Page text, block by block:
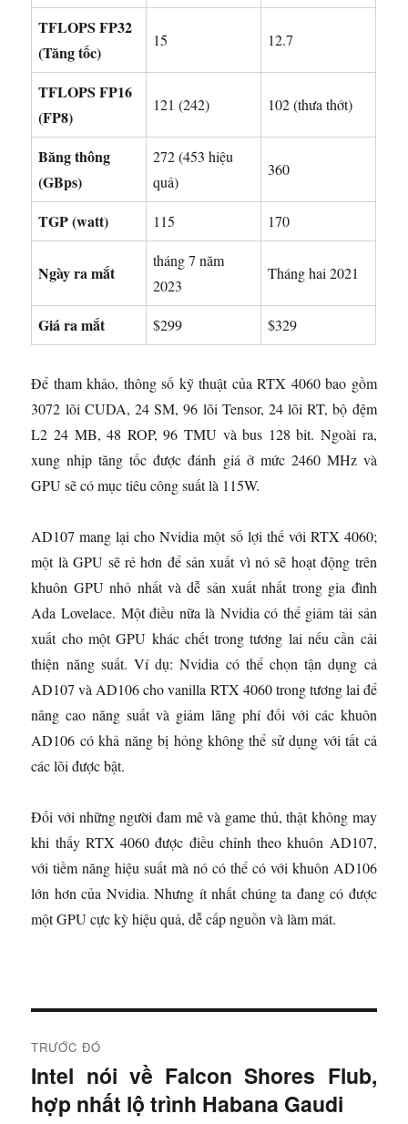
TFLOPS FP32
(Tăng tốc)
15 12.7
TFLOPS FP16
(FP8)
121 (242) 102 (thưa thớt)
Băng thông
(GBps)
272 (453 hiệu
quả)
360
TGP (watt) 115 170
Ngày ra mắt
tháng 7 năm
2023
Tháng hai 2021
Giá ra mắt $299 $329
Để tham khảo, thông số kỹ thuật của RTX 4060 bao gồm
3072 lõi CUDA, 24 SM, 96 lõi Tensor, 24 lõi RT, bộ đệm
L2 24 MB, 48 ROP, 96 TMU và bus 128 bit. Ngoài ra,
xung nhịp tăng tốc được đánh giá ở mức 2460 MHz và
GPU sẽ có mục tiêu công suất là 115W.
AD107 mang lại cho Nvidia một số lợi thế với RTX 4060;
một là GPU sẽ rẻ hơn để sản xuất vì nó sẽ hoạt động trên
khuôn GPU nhỏ nhất và dễ sản xuất nhất trong gia đình
Ada Lovelace. Một điều nữa là Nvidia có thể giảm tải sản
xuất cho một GPU khác chết trong tương lai nếu cần cải
thiện năng suất. Ví dụ: Nvidia có thể chọn tận dụng cả
AD107 và AD106 cho vanilla RTX 4060 trong tương lai để
nâng cao năng suất và giảm lãng phí đối với các khuôn
AD106 có khả năng bị hỏng không thể sử dụng với tất cả
các lõi được bật.
Đối với những người đam mê và game thủ, thật không may
khi thấy RTX 4060 được điều chỉnh theo khuôn AD107,
với tiềm năng hiệu suất mà nó có thể có với khuôn AD106
lớn hơn của Nvidia. Nhưng ít nhất chúng ta đang có được
một GPU cực kỳ hiệu quả, dễ cấp nguồn và làm mát.
i
ề
TRƯỚC ĐÓ
B
à
Intel nói về Falcon Shores Flub,
hợp nhất lộ trình Habana Gaudi